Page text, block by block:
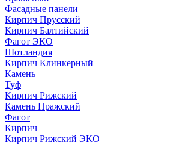
Фасадные панели
Кирпич Прусский
Кирпич Балтийский
Фагот ЭКО
Шотландия
Кирпич Клинкерный
Камень
Туф
Кирпич Рижский
Камень Пражский
Фагот
Кирпич
Кирпич Рижский ЭКО